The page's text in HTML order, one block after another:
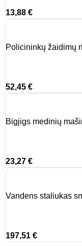
13,88€
Policininkų žaidimų
52,45€
Bigjigs medinių
23,27€
Vandens staliukas
197,51€